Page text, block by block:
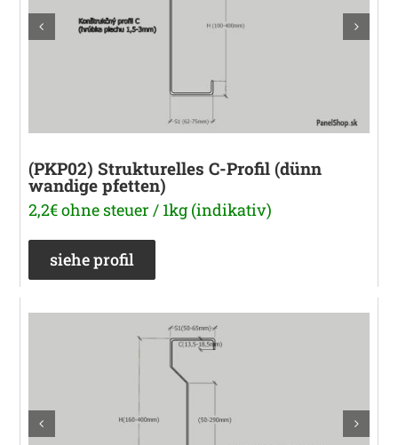
(PKP02) Strukturelles C-Profil (dünn
wandige pfetten)
2,2€ ohne steuer / 1kg (indikativ)
siehe profil